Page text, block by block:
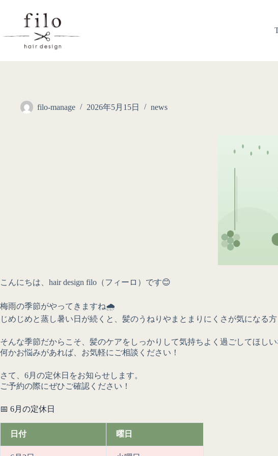
filo-manage 2026年5月15日 news
こんにちは、hair design filo（フィーロ）です😊
梅雨の季節がやってきますね🌧️
じめじめと蒸し暑い日が続くと、髪のうねりやまとまりにくさが気になる
そんな季節だからこそ、髪のケアをしっかりして気持ちよく過ごしてほしい
何かお悩みがあれば、お気軽にご相談ください！
さて、6月の定休日をお知らせします。
ご予約の際にぜひご確認ください！
📅 6月の定休日
日付 曜日